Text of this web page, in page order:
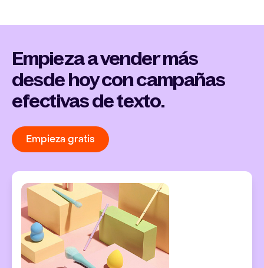
Empieza a vender más
desde hoy con campañas
efectivas de texto.
Empieza gratis